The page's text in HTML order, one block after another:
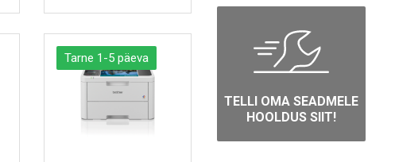
VAATA TOODET
Tarne 1-5 päeva
TELLI OMA SEADMELE
HOOLDUS SIIT!